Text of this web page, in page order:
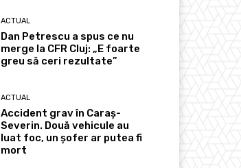
ACTUAL
Dan Petrescu a spus ce nu
merge la CFR Cluj: „E foarte
greu să ceri rezultate”
ACTUAL
Accident grav în Caraș-
Severin. Două vehicule au
luat foc, un șofer ar putea fi
mort